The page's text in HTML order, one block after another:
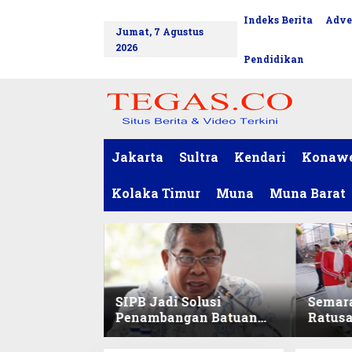
Jumat, 7 Agustus
2026
Indeks Berita
Pendidikan
Jakarta Sultra Kendari
Kolaka Timur Muna Muna Barat
SIPB Jadi Solusi
Penambangan Batuan
Komoditas ex-Golongan